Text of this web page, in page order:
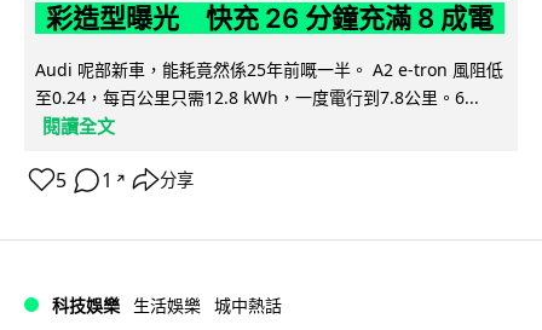
彩造型曝光 快充 26 分鐘充滿 8 成電
Audi 呢部新車，能耗竟然係25年前嘅一半。 A2 e-tron 風阻低
至0.24，每百公里只需12.8 kWh，一度電行到7.8公里。6...
閱讀全文
5 1 ↗ 分享
科技娛樂 生活娛樂 城中熱話